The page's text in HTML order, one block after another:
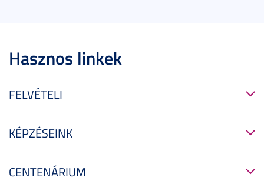
Hasznos linkek
FELVÉTELI
KÉPZÉSEINK
CENTENÁRIUM